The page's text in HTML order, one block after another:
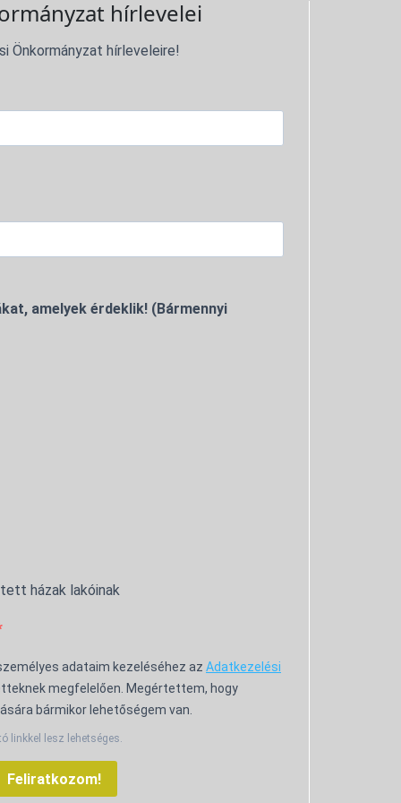
hírlevelei
Önkormányzat hírleveleire!
amelyek érdeklik! (Bármennyi
házak lakóinak
adataim kezeléséhez az Adatkezelési
megfelelően. Megértettem, hogy
bármikor lehetőségem van.
linkkel lesz lehetséges.
Feliratkozom!